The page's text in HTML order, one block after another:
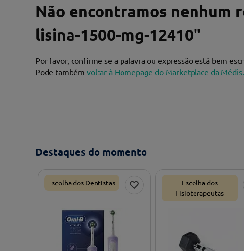
Não encontramos nenhum
lisina-1500-mg-12410"
Por favor, confirme se a palavra ou expressão está bem
Pode também voltar à Homepage do Marketplace da Médis.
Destaques do momento
Escolha dos Dentistas
Escolha dos
Fisioterapeutas